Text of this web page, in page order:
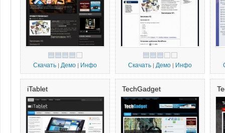
Скачать | Демо | Инфо Скачать | Демо | Инфо
iTablet TechGadget